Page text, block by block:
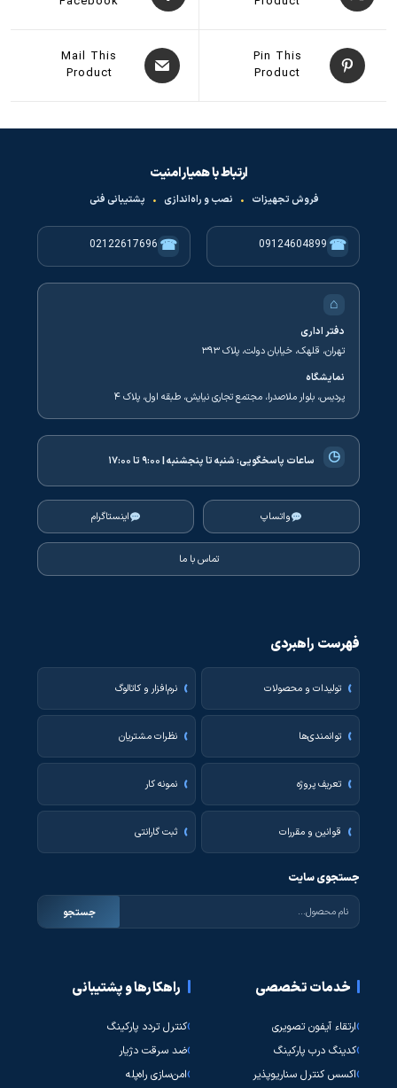
Pin This
Product
Mail This
Product
ارتباط با همیار امنیت
فروش تجهیزات • نصب و راه‌اندازی • پشتیبانی فنی
☎
09124604899
☎
02122617696
⌂
دفتر اداری
تهران، قلهک، خیابان دولت، پلاک ۳۹۳
نمایشگاه
پردیس، بلوار ملاصدرا، مجتمع تجاری نیایش، طبقه اول، پلاک ۴
◷ ساعات پاسخگویی:شنبه تا پنجشنبه | ۹:۰۰ تا ۱۷:۰۰
واتساپ اینستاگرام
تماس با ما
فهرست راهبردی
تولیدات و محصولات نرم‌افزار و کاتالوگ
توانمندی‌ها نظرات مشتریان
تعریف پروژه نمونه کار
قوانین و مقررات ثبت گارانتی
جستجوی سایت
جستجو
خدمات تخصصی
ارتقاء آیفون تصویری
کدینگ درب پارکینگ
اکسس کنترل سناریوپذیر
راهکارها و پشتیبانی
کنترل تردد پارکینگ
ضد سرقت دژیار
امن‌سازی راه‌پله